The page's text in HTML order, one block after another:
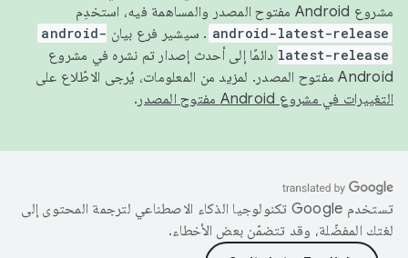
مشروع Android مفتوح المصدر والمساهمة فيه، استخدِم
android-latest-release . سيشير فرع بيان android-
latest-release دائمًا إلى أحدث إصدار تم نشره في مشروع
Android مفتوح المصدر. لمزيد من المعلومات، يُرجى الاطّلاع على
التغييرات في مشروع Android مفتوح المصدر
.
تستخدم Google تكنولوجيا الذكاء الاصطناعي لترجمة المحتوى إلى
لغتك المفضّلة، وقد تتضمّن بعض الأخطاء.